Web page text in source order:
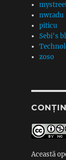
nwradu
piticu
Sebi's
zoso
Această